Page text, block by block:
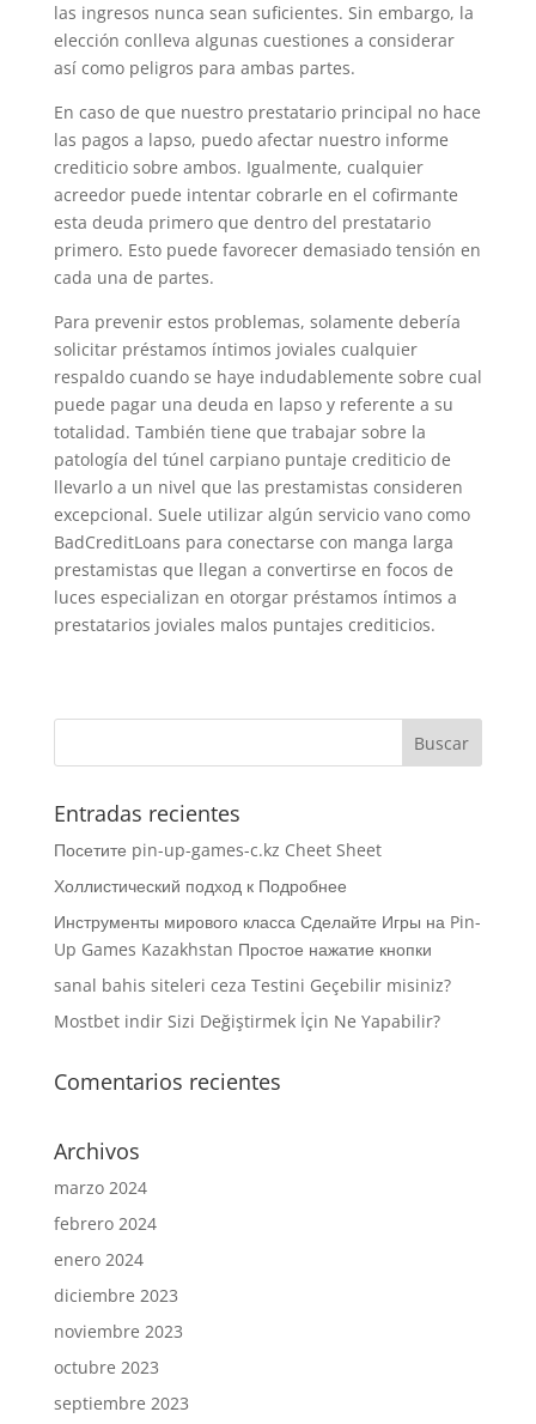
las ingresos nunca sean suficientes. Sin embargo, la
elección conlleva algunas cuestiones a considerar
así­ como peligros para ambas partes.
En caso de que nuestro prestatario principal no hace
las pagos a lapso, puedo afectar nuestro informe
crediticio sobre ambos. Igualmente, cualquier
acreedor puede intentar cobrarle en el cofirmante
esta deuda primero que dentro del prestatario
primero. Esto puede favorecer demasiado tensión en
cada una de partes.
Para prevenir estos problemas, solamente debería
solicitar préstamos íntimos joviales cualquier
respaldo cuando se haye indudablemente sobre cual
puede pagar una deuda en lapso y referente a su
totalidad. También tiene que trabajar sobre la
patologí­a del túnel carpiano puntaje crediticio de
llevarlo a un nivel que las prestamistas consideren
excepcional. Suele utilizar algún servicio vano como
BadCreditLoans para conectarse con manga larga
prestamistas que llegan a convertirse en focos de
luces especializan en otorgar préstamos íntimos a
prestatarios joviales malos puntajes crediticios.
Entradas recientes
Посетите pin-up-games-c.kz Cheet Sheet
Холлистический подход к Подробнее
Инструменты мирового класса Сделайте Игры на Pin-
Up Games Kazakhstan Простое нажатие кнопки
sanal bahis siteleri ceza Testini Geçebilir misiniz?
Mostbet indir Sizi Değiştirmek İçin Ne Yapabilir?
Comentarios recientes
Archivos
marzo 2024
febrero 2024
enero 2024
diciembre 2023
noviembre 2023
octubre 2023
septiembre 2023